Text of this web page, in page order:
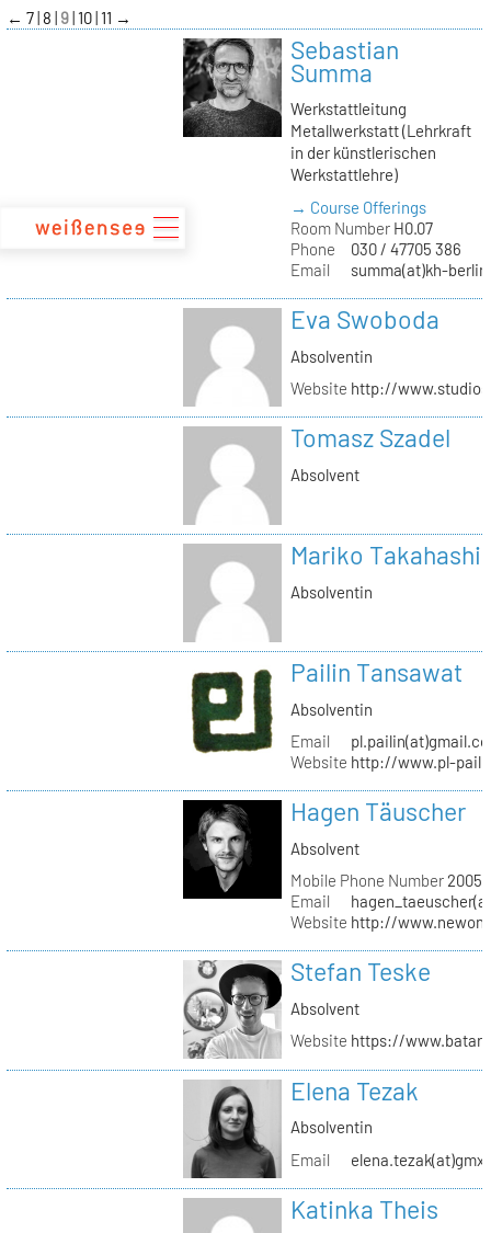
zum
Inhalt
← 7 8 9 10 11 →
Sebastian
Summa
Werkstattleitung
Metallwerkstatt (Lehrkraft
in der künstlerischen
Werkstattlehre)
→ Course Offerings
Room NumberH0.07
Phone
030 / 47705 386
Email
summa(at)kh-
Eva Swoboda
Absolventin
Website http://
Tomasz Szadel
Absolvent
Mariko Takahashi
Absolventin
Pailin Tansawat
Absolventin
Email
Website http://www.pl-
Hagen Täuscher
Absolvent
Mobile Phone Number
Email
Website http://
Stefan Teske
Absolvent
Website https://
Elena Tezak
Absolventin
Email
Katinka Theis